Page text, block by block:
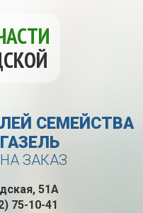
СЕМЕЙСТВА
ЗАКАЗ
51А
75-10-41